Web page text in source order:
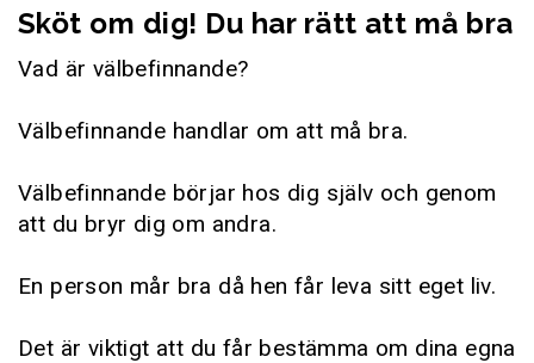
Sköt om dig! Du har rätt att må bra
Vad är välbefinnande?
Välbefinnande handlar om att må bra.
Välbefinnande börjar hos dig själv och genom
att du bryr dig om andra.
En person mår bra då hen får leva sitt eget liv.
Det är viktigt att du får bestämma om dina egna